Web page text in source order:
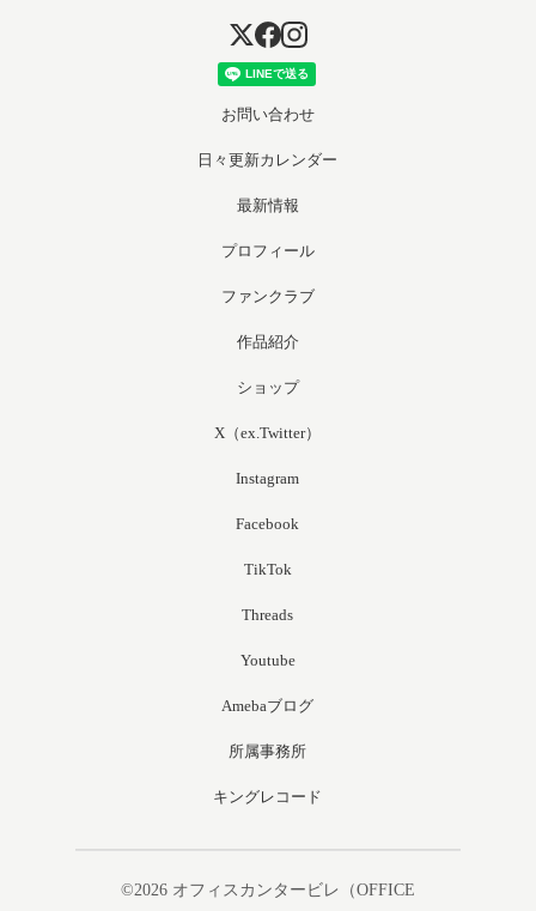
お問い合わせ
日々更新カレンダー
最新情報
プロフィール
ファンクラブ
作品紹介
ショップ
X（ex.Twitter）
Instagram
Facebook
TikTok
Threads
Youtube
Amebaブログ
所属事務所
キングレコード
©2026 オフィスカンタービレ（OFFICE